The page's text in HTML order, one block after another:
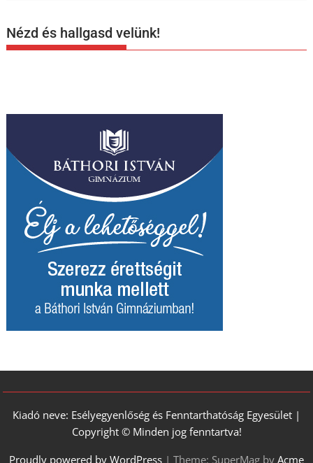
Nézd és hallgasd velünk!
Kiadó neve: Esélyegyenlőség és Fenntarthatóság Egyesület |
Copyright © Minden jog fenntartva!
Proudly powered by WordPress | Theme: SuperMag by Acme